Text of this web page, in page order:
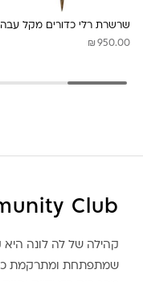
שרשרת רלי כדורים מקל עבה
₪ 950.00
Club
קהילה של לה לונה
שמתפתחת ומתרקמת כל